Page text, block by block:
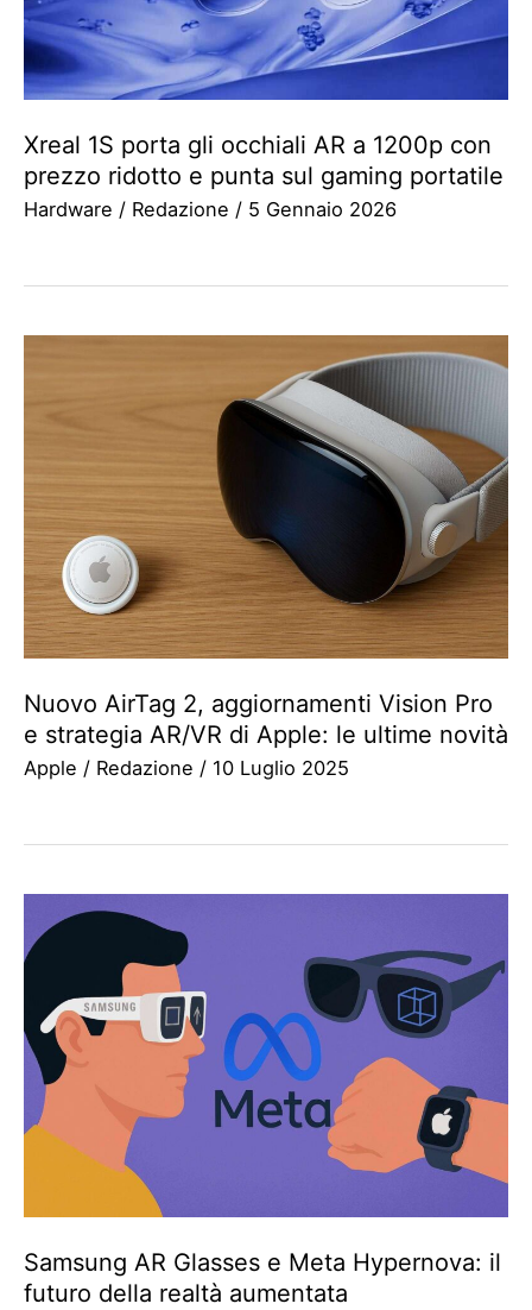
Xreal 1S porta gli occhiali AR a 1200p con
prezzo ridotto e punta sul gaming portatile
Hardware / Redazione / 5 Gennaio 2026
Nuovo AirTag 2, aggiornamenti Vision Pro
e strategia AR/VR di Apple: le ultime novità
Apple / Redazione / 10 Luglio 2025
Samsung AR Glasses e Meta Hypernova: il
futuro della realtà aumentata